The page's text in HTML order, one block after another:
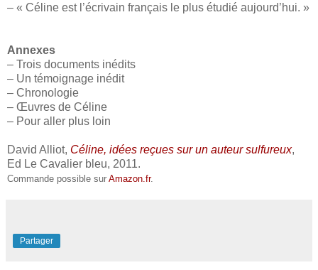
– « Céline est l’écrivain français le plus étudié aujourd’hui. »
Annexes
– Trois documents inédits
– Un témoignage inédit
– Chronologie
– Œuvres de Céline
– Pour aller plus loin
David Alliot, Céline, idées reçues sur un auteur sulfureux,
Ed Le Cavalier bleu, 2011.
Commande possible sur Amazon.fr.
Partager